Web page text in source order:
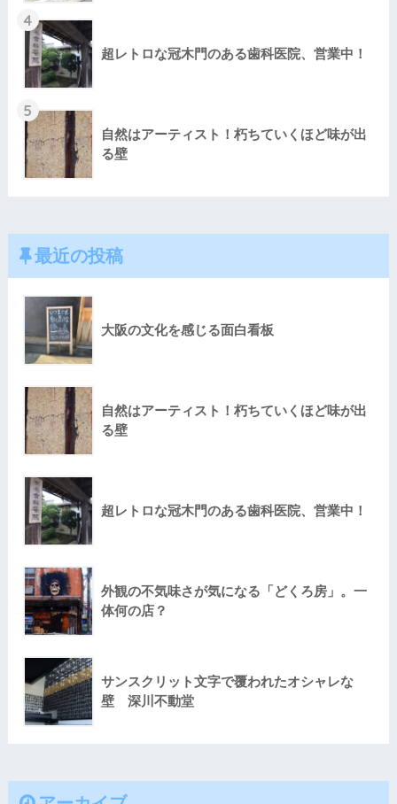
4
超レトロな冠木門のある歯科医院、営業中！
5
自然はアーティスト！朽ちていくほど味が出
る壁
最近の投稿
大阪の文化を感じる面白看板
自然はアーティスト！朽ちていくほど味が出
る壁
超レトロな冠木門のある歯科医院、営業中！
外観の不気味さが気になる「どくろ房」。一
体何の店？
サンスクリット文字で覆われたオシャレな
壁 深川不動堂